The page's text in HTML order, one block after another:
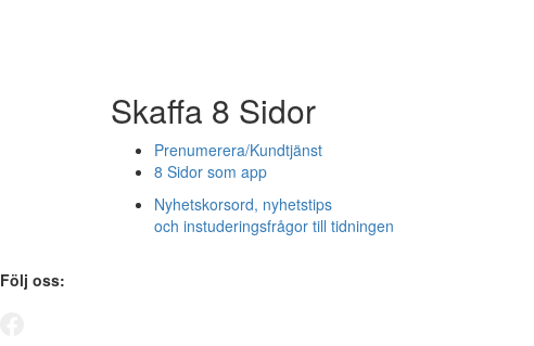
Skaffa 8 Sidor
Prenumerera/Kundtjänst
8 Sidor som app
Nyhetskorsord, nyhetstips
och instuderingsfrågor till tidningen
Följ oss: